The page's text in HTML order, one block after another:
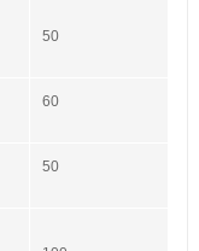
50
60
50